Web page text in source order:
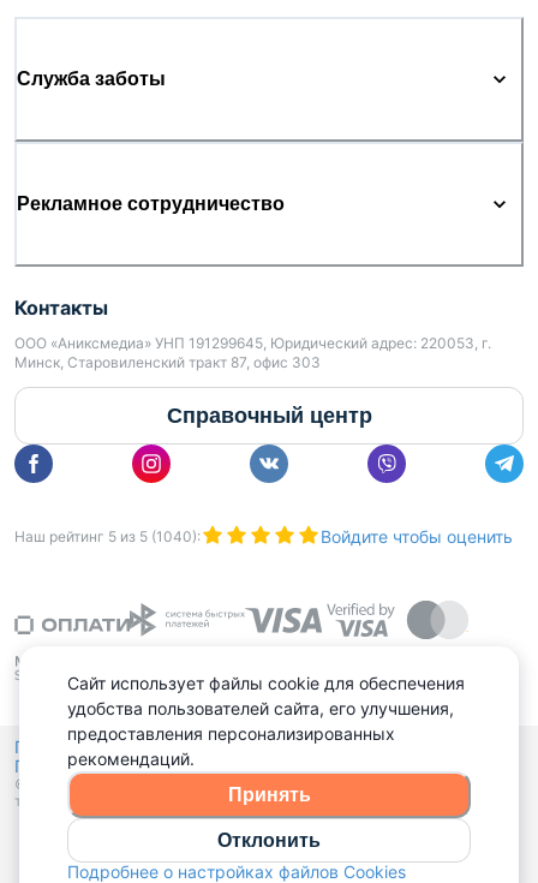
Служба заботы
Рекламное сотрудничество
Контакты
ООО «Аниксмедиа» УНП 191299645, Юридический адрес: 220053, г.
Минск, Старовиленский тракт 87, офис 303
Справочный центр
Наш рейтинг 5 из 5 (1040): Войдите чтобы оценить
Политика конфиденциальности,
Политика обработки файлов куки
© 2015 - 2026, Domovita.by. Копирование материалов допускается
только при наличии активной ссылки.
Сайт использует файлы cookie для обеспечения
удобства пользователей сайта, его улучшения,
предоставления персонализированных
рекомендаций.
Принять
Отклонить
Подробнее о настройках файлов Cookies